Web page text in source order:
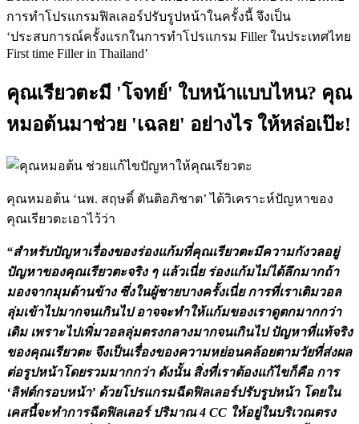
การทำโปรแกรมฟิลเลอร์ปรับรูปหน้าในครั้งนี้ จึงเป็น
‘ประสบการณ์ครั้งแรกในการทำโปรแกรม Filler ในประเทศไทย
First time Filler in Thailand’
คุณเรียวตะมี 'โจทย์' ใบหน้าแบบไหน? คุณ
หมอต้นมาช่วย 'เฉลย' อย่างไร ให้หล่อเป๊ะ!
คุณหมอต้น ‘นพ. สฤษดิ์ ตันติอภิชาต’ ได้วิเคราะห์ปัญหาของ
คุณเรียวตะเอาไว้ว่า
“สำหรับปัญหาเรื่องของร่องแก้มที่คุณเรียวตะมีความกังวลอยู่
ปัญหาของคุณเรียวตะจริง ๆ แล้วเนี่ย ร่องแก้มไม่ได้ลึกมากถ้า
มองจากมุมด้านข้าง ซึ่งในผู้ชายบางครั้งเนี่ย การที่เราเติมวอล
ลุ่มเข้าไปมากจนเกินไป อาจจะทำให้แก้มของเราดูตกมากกว่า
เดิม เพราะไปเพิ่มวอลลุ่มตรงกลางมากจนเกินไป ปัญหาที่แท้จริง
ของคุณเรียวตะ จึงเป็นเรื่องของความหย่อนคล้อยตามวัยที่ส่งผล
ต่อรูปหน้าโดยรวมมากกว่า ดังนั้น สิ่งที่เราต้องแก้ไขก็คือ การ
‘ลิฟต์กรอบหน้า’ ด้วยโปรแกรมฉีดฟิลเลอร์ปรับรูปหน้า โดยใน
เคสนี้จะทำการฉีดฟิลเลอร์ ปริมาณ 4 CC ให้อยู่ในบริเวณตรง